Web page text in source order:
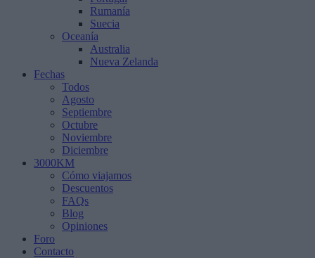
Rumanía
Suecia
Oceanía
Australia
Nueva Zelanda
Fechas
Todos
Agosto
Septiembre
Octubre
Noviembre
Diciembre
3000KM
Cómo viajamos
Descuentos
FAQs
Blog
Opiniones
Foro
Contacto